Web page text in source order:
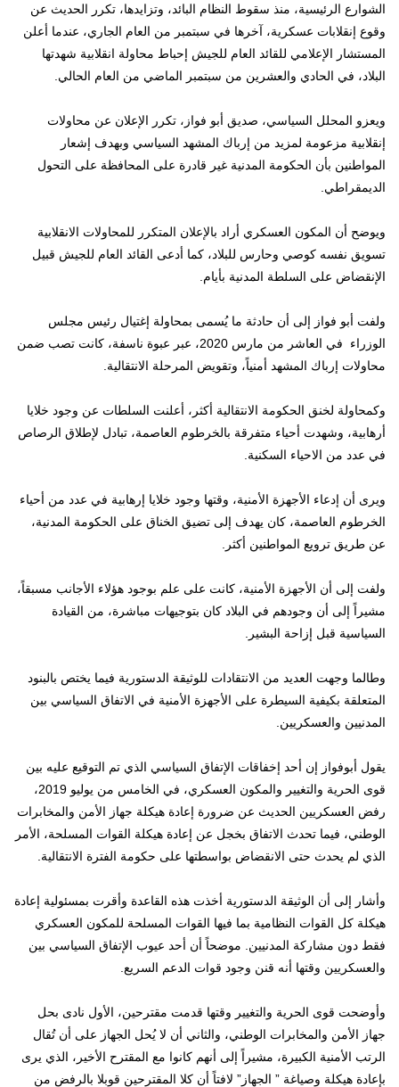
الشوارع الرئيسية، منذ سقوط النظام البائد، وتزايدها، تكرر الحديث عن
وقوع إنقلابات عسكرية، آخرها في سبتمبر من العام الجاري، عندما أعلن
المستشار الإعلامي للقائد العام للجيش إحباط محاولة انقلابية شهدتها
البلاد، في الحادي والعشرين من سبتمبر الماضي من العام الحالي.
ويعزو المحلل السياسي، صديق أبو فواز، تكرر الإعلان عن محاولات
إنقلابية مزعومة لمزيد من إرباك المشهد السياسي وبهدف إشعار
المواطنين بأن الحكومة المدنية غير قادرة على المحافظة على التحول
الديمقراطي.
ويوضح أن المكون العسكري أراد بالإعلان المتكرر للمحاولات الانقلابية
تسويق نفسه كوصي وحارس للبلاد، كما أدعى القائد العام للجيش قبيل
الإنقضاض على السلطة المدنية بأيام.
ولفت أبو فواز إلى أن حادثة ما يُسمى بمحاولة إغتيال رئيس مجلس
الوزراء في العاشر من مارس 2020، عبر عبوة ناسفة، كانت تصب ضمن
محاولات إرباك المشهد أمنياً، وتقويض المرحلة الانتقالية.
وكمحاولة لخنق الحكومة الانتقالية أكثر، أعلنت السلطات عن وجود خلايا
أرهابية، وشهدت أحياء متفرقة بالخرطوم العاصمة، تبادل لإطلاق الرصاص
في عدد من الاحياء السكنية.
ويرى أن إدعاء الأجهزة الأمنية، وقتها وجود خلايا إرهابية في عدد من أحياء
الخرطوم العاصمة، كان يهدف إلى تضيق الخناق على الحكومة المدنية،
عن طريق ترويع المواطنين أكثر.
ولفت إلى أن الأجهزة الأمنية، كانت على علم بوجود هؤلاء الأجانب مسبقاً،
مشيراً إلى أن وجودهم في البلاد كان بتوجيهات مباشرة، من القيادة
السياسية قبل إزاحة البشير.
وطالما وجهت العديد من الانتقادات للوثيقة الدستورية فيما يختص بالبنود
المتعلقة بكيفية السيطرة على الأجهزة الأمنية في الاتفاق السياسي بين
المدنيين والعسكريين.
يقول أبوفواز إن أحد إخفاقات الإتفاق السياسي الذي تم التوقيع عليه بين
قوى الحرية والتغيير والمكون العسكري، في الخامس من يوليو 2019،
رفض العسكريين الحديث عن ضرورة إعادة هيكلة جهاز الأمن والمخابرات
الوطني، فيما تحدث الاتفاق بخجل عن إعادة هيكلة القوات المسلحة، الأمر
الذي لم يحدث حتى الانقضاض بواسطتها على حكومة الفترة الانتقالية.
وأشار إلى أن الوثيقة الدستورية أخذت هذه القاعدة وأقرت بمسئولية إعادة
هيكلة كل القوات النظامية بما فيها القوات المسلحة للمكون العسكري
فقط دون مشاركة المدنيين. موضحاً أن أحد عيوب الإتفاق السياسي بين
والعسكريين وقتها أنه قنن وجود قوات الدعم السريع.
وأوضحت قوى الحرية والتغيير وقتها قدمت مقترحين، الأول نادى بحل
جهاز الأمن والمخابرات الوطني، والثاني أن لا يُحل الجهاز على أن تُقال
الرتب الأمنية الكبيرة، مشيراً إلى أنهم كانوا مع المقترح الأخير، الذي يرى
بإعادة هيكلة وصياغة ” الجهاز” لافتاً أن كلا المقترحين قوبلا بالرفض من